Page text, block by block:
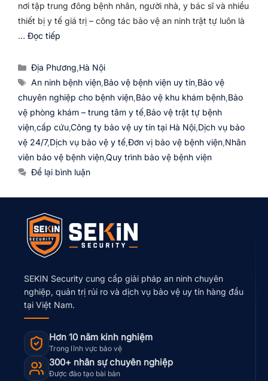
nơi tập trung đông bệnh nhân, người nhà, y bác sĩ và nhiều
thiết bị y tế giá trị – công tác bảo vệ an ninh trật tự luôn là
… Đọc tiếp
Danh
mục
Địa Phương,Hà Nội
Thẻ
An ninh bệnh viện,Bảo vệ bệnh viện uy tín,Bảo vệ
chuyên nghiệp cho bệnh viện,Bảo vệ khu khám bệnh,Bảo
vệ phòng khám – trung tâm y tế,Bảo vệ trật tự bệnh
viện,cấp cứu,Công ty bảo vệ uy tín tại Hà Nội,Dịch vụ bảo
vệ 24/7,Dịch vụ bảo vệ y tế,Đơn vị bảo vệ bệnh viện,Nhân
viên bảo vệ bệnh viện,Quy trình bảo vệ bệnh viện
Để lại bình luận
SEKIN Security cung cấp giải pháp an ninh chuyên
nghiệp, quản trị rủi ro và dịch vụ bảo vệ uy tín hàng đầu
tại Việt Nam.
Hơn 10 năm kinh nghiệm
Trong lĩnh vực bảo vệ
300+ nhân sự chuyên nghiệp
Được đào tạo bài bản